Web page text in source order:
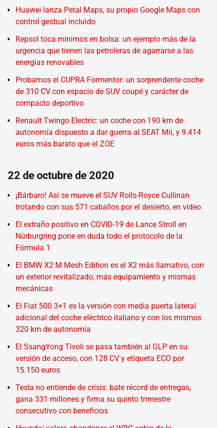
Huawei lanza Petal Maps, su propio Google Maps con
control gestual incluido
Repsol toca mínimos en bolsa: un ejemplo más de la
urgencia que tienen las petroleras de agarrarse a las
energías renovables
Probamos el CUPRA Formentor: un sorprendente coche
de 310 CV con espacio de SUV coupé y carácter de
compacto deportivo
Renault Twingo Electric: un coche con 190 km de
autonomía dispuesto a dar guerra al SEAT Mii, y 9.414
euros más barato que el ZOE
22 de octubre de 2020
¡Bárbaro! Así se mueve el SUV Rolls-Royce Cullinan
trotando con sus 571 caballos por el desierto, en vídeo
El extraño positivo en COVID-19 de Lance Stroll en
Nürburgring pone en duda todo el protocolo de la
Fórmula 1
El BMW X2 M Mesh Edition es el X2 más llamativo, con
un exterior revitalizado, más equipamiento y mismas
mecánicas
El Fiat 500 3+1 es la versión con media puerta lateral
adicional del coche eléctrico italiano y con los mismos
320 km de autonomía
El SsangYong Tivoli se pasa también al GLP en su
versión de acceso, con 128 CV y etiqueta ECO por
15.150 euros
Tesla no entiende de crisis: bate récord de entregas,
gana 331 millones y firma su quinto trimestre
consecutivo con beneficios